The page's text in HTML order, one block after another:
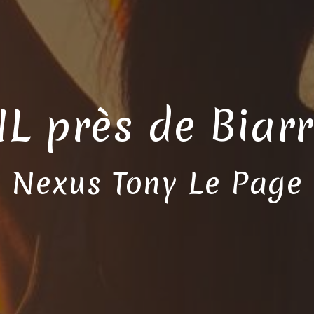
près de
Nexus Tony Le Page